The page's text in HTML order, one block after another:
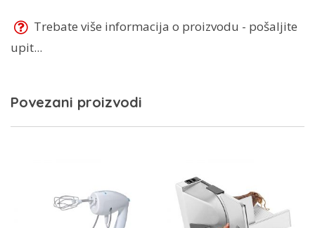
Trebate više informacija o proizvodu - pošaljite
upit...
Povezani proizvodi